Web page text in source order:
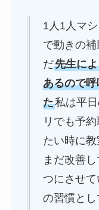
1人1人マ
で動きの
だ先生に
あるので
た私は平
リでも予
たい時に教
まだ改善
つにさせ
の習慣と